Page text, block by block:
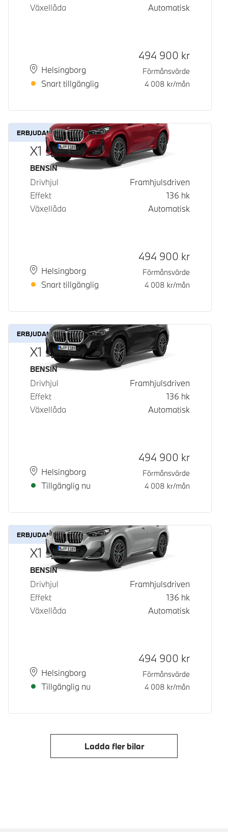
Växellåda
Automatisk
PlatsHelsingborg
Leveranstid
Snart tillgänglig
Kontantpris
494 900 kr
Förmånsvärde
4 008 kr/mån
ERBJUDANDE
X1 sDrive18i
Bränsle
BENSIN
Drivhjul
Framhjulsdriven
Effekt
136 hk
Växellåda
Automatisk
PlatsHelsingborg
Leveranstid
Snart tillgänglig
Kontantpris
494 900 kr
Förmånsvärde
4 008 kr/mån
ERBJUDANDE
X1 sDrive18i
Bränsle
BENSIN
Drivhjul
Framhjulsdriven
Effekt
136 hk
Växellåda
Automatisk
PlatsHelsingborg
Leveranstid
Tillgänglig nu
Kontantpris
494 900 kr
Förmånsvärde
4 008 kr/mån
ERBJUDANDE
X1 sDrive18i
Bränsle
BENSIN
Drivhjul
Framhjulsdriven
Effekt
136 hk
Växellåda
Automatisk
PlatsHelsingborg
Leveranstid
Tillgänglig nu
Kontantpris
494 900 kr
Förmånsvärde
4 008 kr/mån
Ladda fler bilar